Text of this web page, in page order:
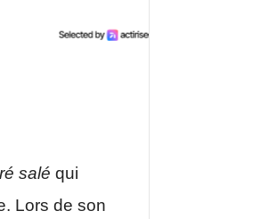
salé qui
Lors de son